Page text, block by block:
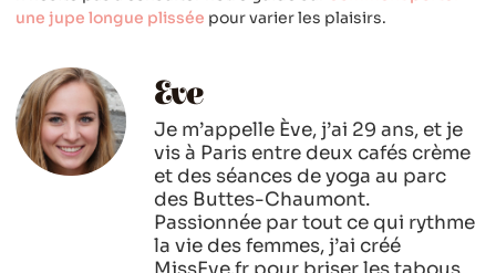
une jupe longue plissée pour varier les plaisirs.
Eve
Je m’appelle Ève, j’ai 29 ans, et je
vis à Paris entre deux cafés crème
et des séances de yoga au parc
des Buttes-Chaumont.
Passionnée par tout ce qui rythme
la vie des femmes, j’ai créé